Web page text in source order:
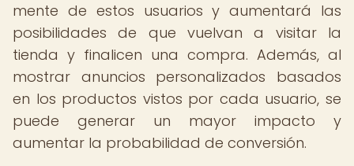
mente de estos usuarios y aumentará las
posibilidades de que vuelvan a visitar la
tienda y finalicen una compra. Además, al
mostrar anuncios personalizados basados
en los productos vistos por cada usuario, se
puede generar un mayor impacto y
aumentar la probabilidad de conversión.